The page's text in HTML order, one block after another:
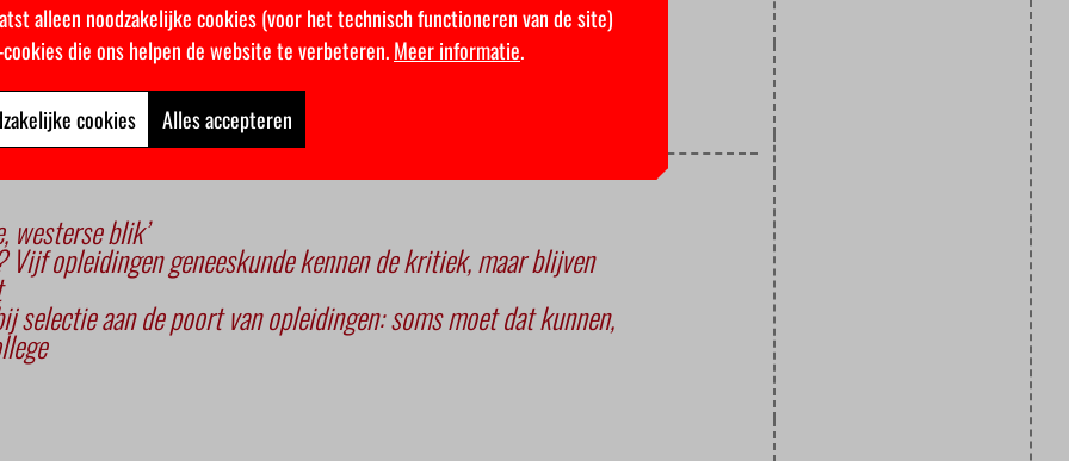
BIJ PAUW & WITTEMAN
westerse blik’
opleidingen geneeskunde kennen de kritiek, maar blijven
selectie aan de poort van opleidingen: soms moet dat kunnen,
alleen noodzakelijke cookies (voor het technisch functioneren van de site)
die ons helpen de website te verbeteren.Meer informatie.
cookies Alles accepteren